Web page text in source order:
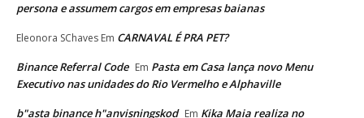
persona e assumem cargos em empresas baianas
Eleonora SChaves Em CARNAVAL É PRA PET?
Binance Referral Code Em Pasta em Casa lança novo Menu
Executivo nas unidades do Rio Vermelho e Alphaville
b"asta binance h"anvisningskod Em Kika Maia realiza no